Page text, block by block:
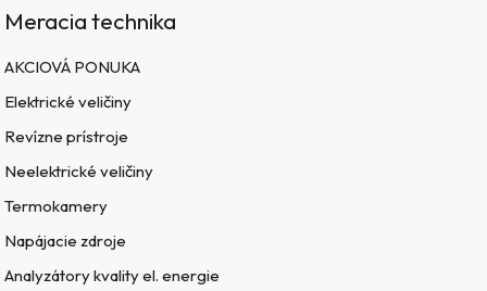
Meracia technika
AKCIOVÁ PONUKA
Elektrické veličiny
Revízne prístroje
Neelektrické veličiny
Termokamery
Napájacie zdroje
Analyzátory kvality el. energie